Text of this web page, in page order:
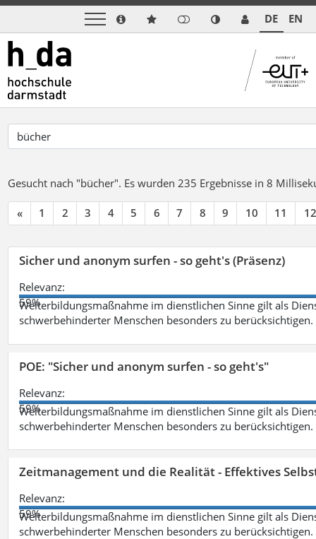
DE EN
Gesucht nach "bücher". Es wurden 235 Ergebnisse in 8
« 1 2 3 4 5 6 7 8 9 10 11 12
Sicher und anonym surfen - so geht's (Präsenz)
Relevanz:
59%
Weiterbildungsmaßnahme im dienstlichen Sinne gilt als
schwerbehinderter Menschen besonders zu berücksichtigen.
POE: "Sicher und anonym surfen - so geht's"
Relevanz:
59%
Weiterbildungsmaßnahme im dienstlichen Sinne gilt als
schwerbehinderter Menschen besonders zu berücksichtigen.
Zeitmanagement und die Realität - Effektives
Relevanz:
59%
Weiterbildungsmaßnahme im dienstlichen Sinne gilt als
schwerbehinderter Menschen besonders zu berücksichtigen.